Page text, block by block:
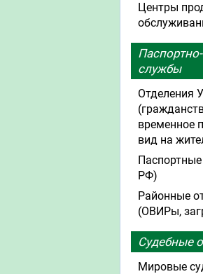
Центры
службы
Отделения
временное
вид на
РФ)
Районные
(ОВИРы,
Судебные
Мировые